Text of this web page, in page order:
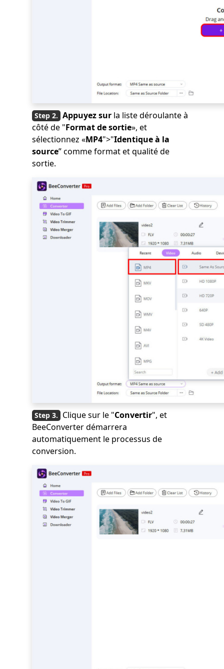
Appuyez sur la liste déroulante à
côté de "Format de sortie», et
sélectionnez «MP4">"Identique à la
source” comme format et qualité de
sortie.
Clique sur le "Convertir", et
BeeConverter démarrera
automatiquement le processus de
conversion.